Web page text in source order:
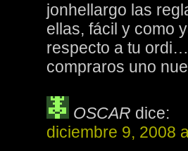
jonhellargo las
ellas, fácil y como
respecto a tu
compraros uno
OSCAR dice:
diciembre 9, 2008